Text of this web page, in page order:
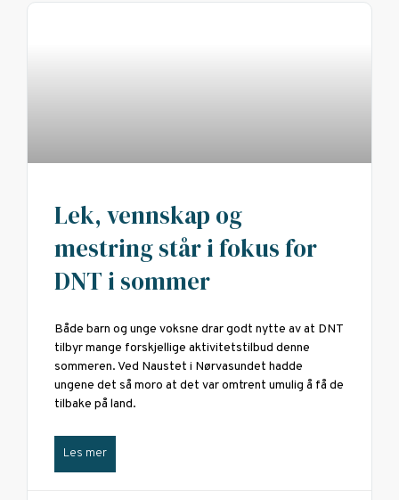
Lek, vennskap og
mestring står i fokus for
DNT i sommer
Både barn og unge voksne drar godt nytte av at DNT
tilbyr mange forskjellige aktivitetstilbud denne
sommeren. Ved Naustet i Nørvasundet hadde
ungene det så moro at det var omtrent umulig å få de
tilbake på land.
Les mer